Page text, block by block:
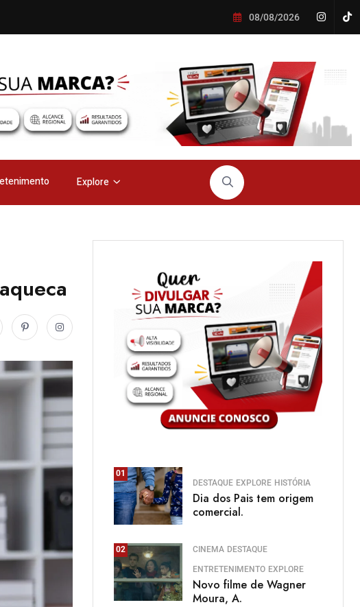
08/08/2026
Explore
01
DESTAQUE EXPLORE HISTÓRIA
Dia dos Pais tem origem
comercial.
02 CINEMA DESTAQUE
ENTRETENIMENTO EXPLORE
Novo filme de Wagner
Moura, A.